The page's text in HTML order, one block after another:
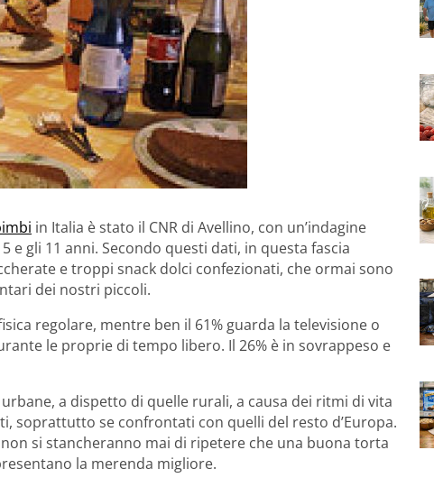
in Italia è stato il CNR di Avellino, con un’indagine
e gli 11 anni. Secondo questi dati, in questa fascia
e troppi snack dolci confezionati, che ormai sono
dei nostri piccoli.
regolare, mentre ben il 61% guarda la televisione o
le proprie di tempo libero. Il 26% è in sovrappeso e
a dispetto di quelle rurali, a causa dei ritmi di vita
soprattutto se confrontati con quelli del resto d’Europa.
si stancheranno mai di ripetere che una buona torta
la merenda migliore.